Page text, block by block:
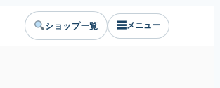
ショップ一覧 ☰メニュー